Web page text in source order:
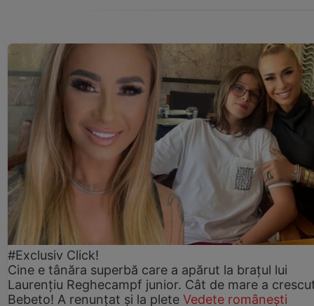
#Exclusiv Click!
Cine e tânăra superbă care a apărut la brațul lui
Laurențiu Reghecampf junior. Cât de mare a
Bebeto! A renunțat și la plete Vedete românești